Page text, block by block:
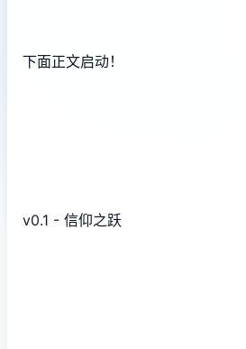
下面正文启动！
v0.1 - 信仰之跃